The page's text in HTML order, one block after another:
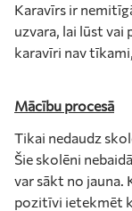
Karavīrs ir
uzvara, lai lūst vai
karavīri nav
Mācību procesā
Tikai nedaudz
Šie skolēni
var sākt no jauna.
pozitīvi ietekmēt